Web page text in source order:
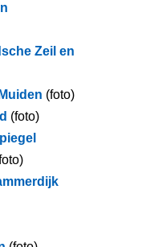
Zeil en
(foto)
(foto)